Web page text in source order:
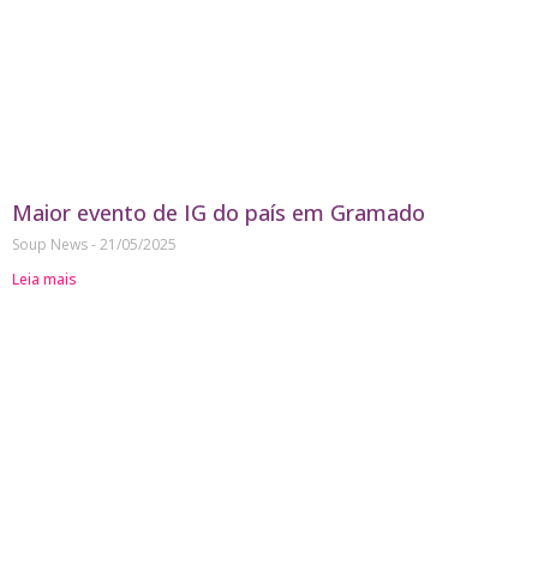
Maior evento de IG do país em Gramado
Soup News 21/05/2025
Leia mais